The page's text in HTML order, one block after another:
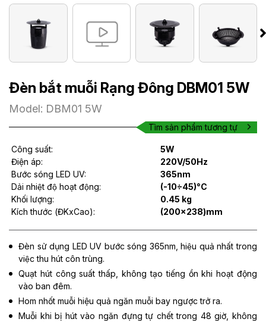
Đèn bắt muỗi Rạng Đông DBM01 5W
Model: DBM01 5W
Tìm sản phẩm tương tự
Công suất:
5W
Điện áp:
220V/50Hz
Bước sóng LED UV:
365nm
Dải nhiệt độ hoạt động:
(-10÷45)°C
Khối lượng:
0.45 kg
Kích thước (ĐKxCao):
(200x238)mm
Đèn sử dụng LED UV bước sóng 365nm, hiệu quả nhất trong
việc thu hút côn trùng.
Quạt hút công suất thấp, không tạo tiếng ồn khi hoạt động
vào ban đêm.
Hom nhốt muỗi hiệu quả ngăn muỗi bay ngược trở ra.
Muỗi khi bị hút vào ngăn đựng tự chết trong 48 giờ, không